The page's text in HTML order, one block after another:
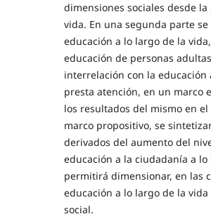
dimensiones sociales desde
vida. En una segunda parte
educación a lo largo de la
educación de personas
interrelación con la
presta atención, en un marco
los resultados del mismo en
marco propositivo, se
derivados del aumento del
educación a la ciudadanía a
permitirá dimensionar, en las
educación a lo largo de la
social.